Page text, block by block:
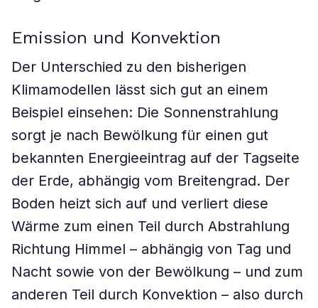
Emission und Konvektion
Der Unterschied zu den bisherigen
Klimamodellen lässt sich gut an einem
Beispiel einsehen: Die Sonnenstrahlung
sorgt je nach Bewölkung für einen gut
bekannten Energieeintrag auf der Tagseite
der Erde, abhängig vom Breitengrad. Der
Boden heizt sich auf und verliert diese
Wärme zum einen Teil durch Abstrahlung
Richtung Himmel – abhängig von Tag und
Nacht sowie von der Bewölkung – und zum
anderen Teil durch Konvektion – also durch